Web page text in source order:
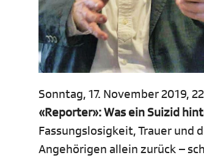
Sonntag, 17. November 2019,
«Reporter»: Was ein Suizid
Fassungslosigkeit, Trauer und
Angehörigen allein zurück –